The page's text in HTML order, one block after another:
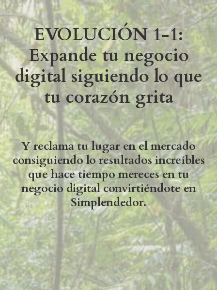
EVOLUCIÓN 1-1:
Expande tu negocio
digital siguiendo lo que
tu corazón grita
Y reclama tu lugar en el mercado
consiguiendo lo resultados increíbles
que hace tiempo mereces en tu
negocio digital convirtiéndote en
Simplendedor.